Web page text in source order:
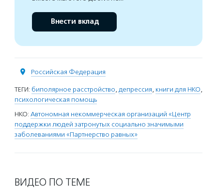
Внести вклад
Российская Федерация
ТЕГИ: биполярное расстройство, депрессия, книги для НКО,
психологическая помощь
НКО: Автономная некоммерческая организаций «Центр
поддержки людей затронутых социально значимыми
заболеваниями «Партнерство равных»
ВИДЕО ПО ТЕМЕ